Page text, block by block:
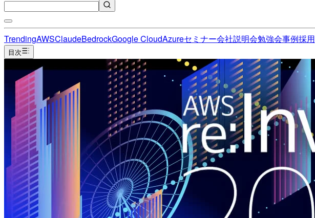
TrendingAWSClaudeBedrockGoogle CloudAzureセミナー会社説明会勉強会事例採用
目次